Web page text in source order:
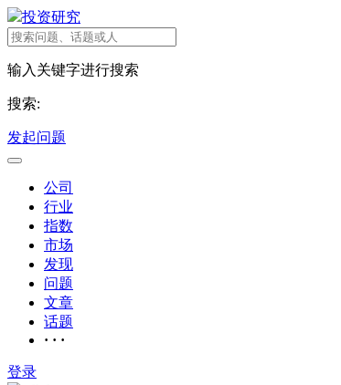
投资研究
输入关键字进行搜索
搜索:
发起问题
公司
行业
指数
市场
发现
问题
文章
话题
· · ·
登录